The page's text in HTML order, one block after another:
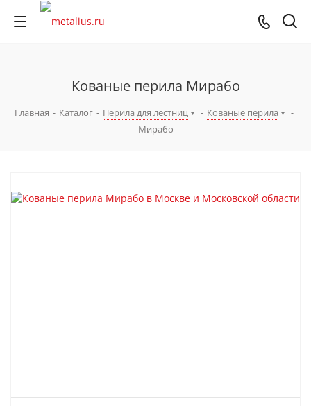
Кованые перила Мирабо
Главная - Каталог - Перила для лестниц - Кованые перила
-
Мирабо